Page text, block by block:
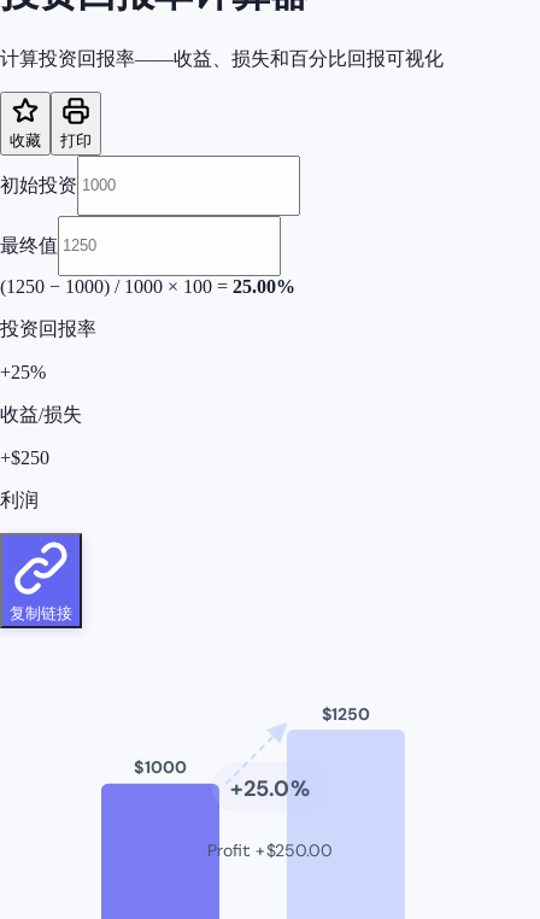
计算投资回报率——收益、损失和百分比回报可视化
收藏 打印
初始投资
最终值
(1250 − 1000) / 1000 × 100 = 25.00%
投资回报率
+25%
收益/损失
+$250
利润
复制链接
$1000
$1250
+25.0%
Profit:+$250.00